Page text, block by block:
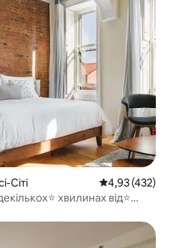
Сіті Середня
4,93 (432)
хвилинах від⭐